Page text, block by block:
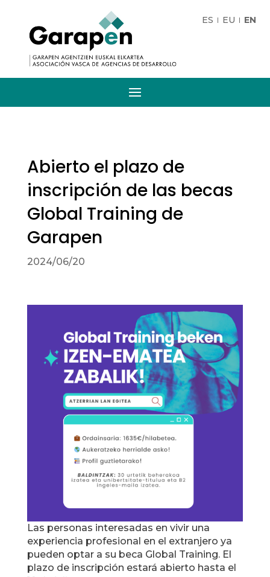
ES EU EN
Abierto el plazo de
inscripción de las becas
Global Training de
Garapen
2024/06/20
Las personas interesadas en vivir una
experiencia profesional en el extranjero ya
pueden optar a su beca Global Training. El
plazo de inscripción estará abierto hasta el